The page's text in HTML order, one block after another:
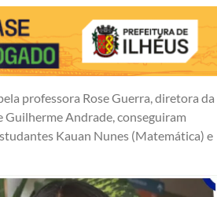
professora Rose Guerra, diretora da
Guilherme Andrade, conseguiram
Kauan Nunes (Matemática) e